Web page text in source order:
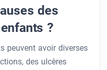
des
?
peuvent avoir diverses
des ulcères